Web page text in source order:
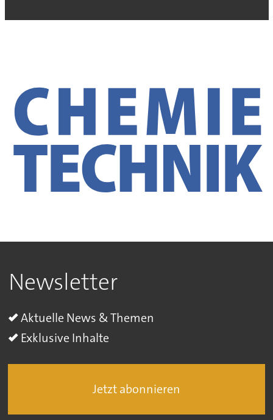
Newsletter
Aktuelle News & Themen
Exklusive Inhalte
Jetzt abonnieren